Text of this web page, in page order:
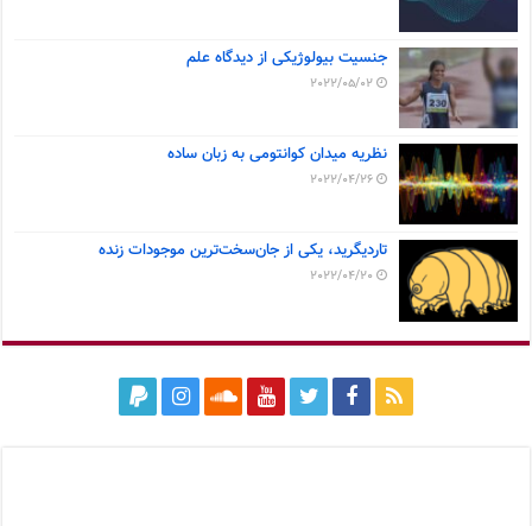
جنسیت بیولوژیکی از دیدگاه علم
2022/05/02
نظریه میدان کوانتومی به زبان ساده
2022/04/26
تاردیگرید، یکی از جان‌سخت‌ترین موجودات زنده
2022/04/20